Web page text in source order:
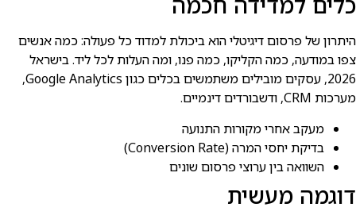
היתרון של פרסום דיגיטלי הוא ביכולת למדוד כל פעולה: כמה אנשים
צפו במודעה, כמה הקליקו, כמה פנו, ומה העלות לכל ליד. בישראל
2026, עסקים מובילים משתמשים בכלים כגון Google Analytics,
מערכות CRM, ודשבורדים דינמיים.
מעקב אחרי מקורות התנועה
בדיקת יחסי המרה (Conversion Rate)
השוואה בין ערוצי פרסום שונים
דוגמה מעשית